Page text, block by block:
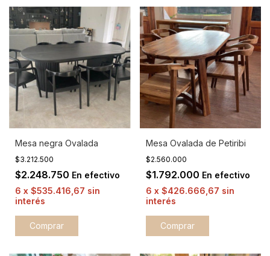
Mesa negra Ovalada
$3.212.500
$2.248.750 En efectivo
6 x $535.416,67 sin
interés
Mesa Ovalada de Petiribi
$2.560.000
$1.792.000 En efectivo
6 x $426.666,67 sin
interés
Comprar